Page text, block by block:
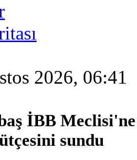
2026, 06:41
İBB
sundu